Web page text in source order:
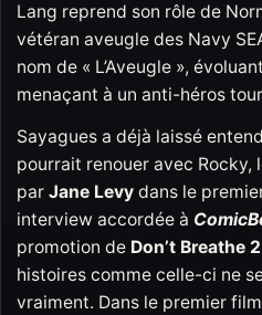
Lang reprend son rôle de
vétéran aveugle des Navy
nom de « L’Aveugle »,
menaçant à un anti-héros
Sayagues a déjà laissé
pourrait renouer avec Rocky,
par Jane Levy dans le
interview accordée à
promotion de Don’t Breathe 2
histoires comme celle-ci ne
vraiment. Dans le premier